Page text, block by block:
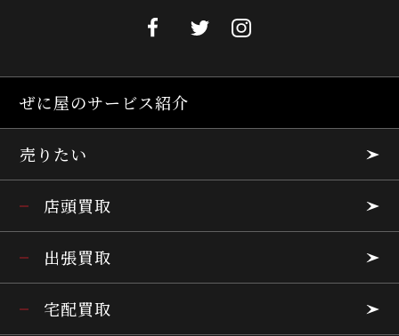
ぜに屋のサービス紹介
売りたい
店頭買取
出張買取
宅配買取